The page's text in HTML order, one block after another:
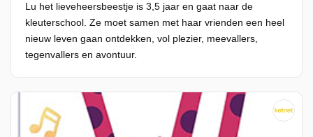
Lu het lieveheersbeestje is 3,5 jaar en gaat naar de
kleuterschool. Ze moet samen met haar vrienden een heel
nieuw leven gaan ontdekken, vol plezier, meevallers,
tegenvallers en avontuur.